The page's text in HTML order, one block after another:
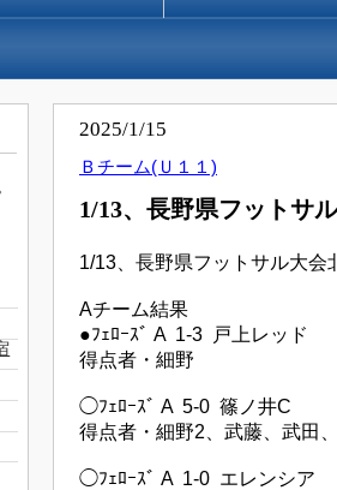
2025/1/15
Ｂチーム(Ｕ１１)
1/13、長野県フットサ
1/13、長野県フットサル大
Aチーム結果
●ﾌｪﾛｰｽﾞ A 1-3 戸上レッド
得点者・細野
◯ﾌｪﾛｰｽﾞ A 5-0 篠ノ井C
得点者・細野2、武藤、武田
◯ﾌｪﾛｰｽﾞ A 1-0 エレンシア